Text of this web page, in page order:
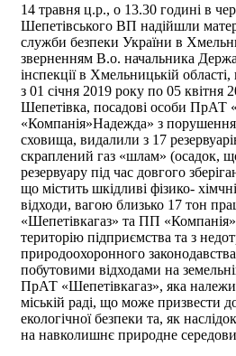
14 травня ц.р., о 13.30 годині в
Шепетівського ВП надійшли
служби безпеки України в
зверненням В.о. начальника
інспекції в Хмельницькій
з 01 січня 2019 року по 05 квітня
Шепетівка, посадові особи ПрАТ
«Компанія»Надежда» з
сховища, видалили з 17
скраплений газ «шлам» (осадок,
резервуару під час довгого
що містить шкідливі фізико-
відходи, вагою близько 17 тон
«Шепетівкагаз» та ПП
територію підприємства та з
природоохоронного
побутовими відходами на
ПрАТ «Шепетівкагаз», яка
міській раді, що може призвести
екологічної безпеки та, як
на навколишнє природне